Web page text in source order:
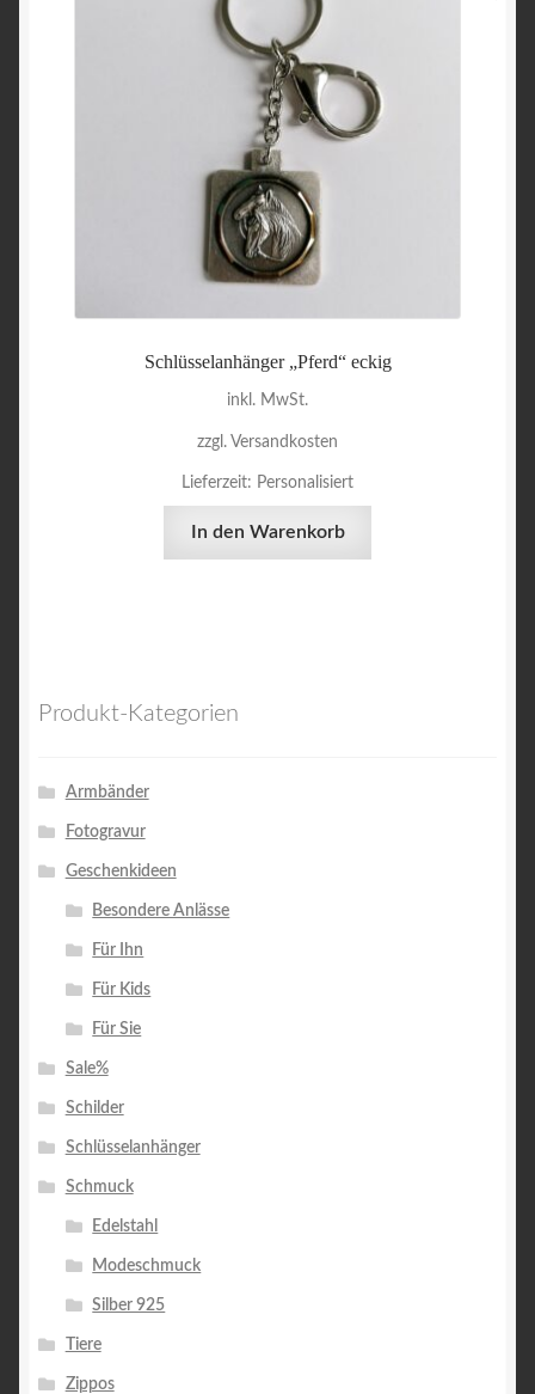
Schlüsselanhänger „Pferd“ eckig
inkl. MwSt.
zzgl. Versandkosten
Lieferzeit: Personalisiert
In den Warenkorb
Produkt-Kategorien
Armbänder
Fotogravur
Geschenkideen
Besondere Anlässe
Für Ihn
Für Kids
Für Sie
Sale%
Schilder
Schlüsselanhänger
Schmuck
Edelstahl
Modeschmuck
Silber 925
Tiere
Zippos